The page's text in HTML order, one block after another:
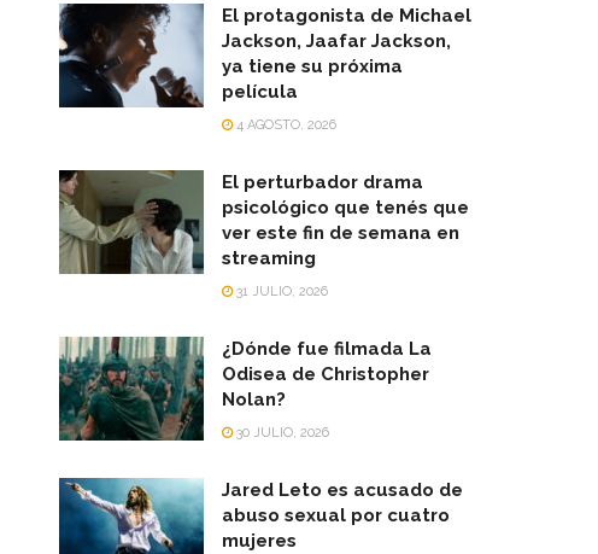
El protagonista de Michael
Jackson, Jaafar Jackson,
ya tiene su próxima
película
4 AGOSTO, 2026
El perturbador drama
psicológico que tenés que
ver este fin de semana en
streaming
31 JULIO, 2026
¿Dónde fue filmada La
Odisea de Christopher
Nolan?
30 JULIO, 2026
Jared Leto es acusado de
abuso sexual por cuatro
mujeres